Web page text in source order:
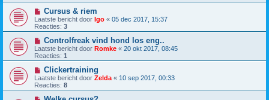
Cursus & riem
Laatste bericht door Igo « 05 dec 2017, 15:37
Reacties: 3
Controlfreak vind hond los eng..
Laatste bericht door Romke « 20 okt 2017, 08:45
Reacties: 1
Clickertraining
Laatste bericht door Zelda « 10 sep 2017, 00:33
Reacties: 8